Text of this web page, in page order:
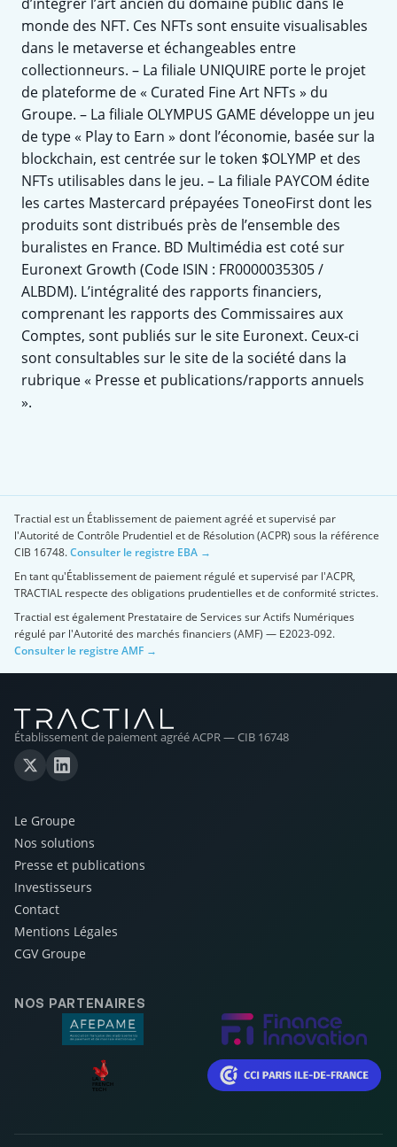
monde des NFT. Ces NFTs sont ensuite visualisables
dans le metaverse et échangeables entre
collectionneurs. – La filiale UNIQUIRE porte le projet
de plateforme de « Curated Fine Art NFTs » du
Groupe. – La filiale OLYMPUS GAME développe un jeu
de type « Play to Earn » dont l’économie, basée sur la
blockchain, est centrée sur le token $OLYMP et des
NFTs utilisables dans le jeu. – La filiale PAYCOM édite
les cartes Mastercard prépayées ToneoFirst dont les
produits sont distribués près de l’ensemble des
buralistes en France. BD Multimédia est coté sur
Euronext Growth (Code ISIN : FR0000035305 /
ALBDM). L’intégralité des rapports financiers,
comprenant les rapports des Commissaires aux
Comptes, sont publiés sur le site Euronext. Ceux-ci
sont consultables sur le site de la société dans la
rubrique « Presse et publications/rapports annuels
».
Tractial est un Établissement de paiement agréé et supervisé par
l'Autorité de Contrôle Prudentiel et de Résolution (ACPR) sous la référence
CIB 16748.Consulter le registre EBA →
En tant qu'Établissement de paiement régulé et supervisé par l'ACPR,
TRACTIAL respecte des obligations prudentielles et de conformité strictes.
Tractial est également Prestataire de Services sur Actifs Numériques
régulé par l'Autorité des marchés financiers (AMF) — E2023-092.
Consulter le registre AMF →
Établissement de paiement agréé ACPR — CIB 16748
Le Groupe
Nos solutions
Presse et publications
Investisseurs
Contact
Mentions Légales
CGV Groupe
NOS PARTENAIRES